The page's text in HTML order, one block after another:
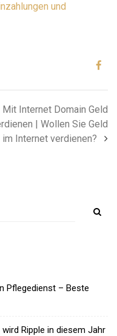
und
Mit Internet Domain Geld
| Wollen Sie Geld
im Internet verdienen?
Pflegedienst – Beste
Ripple in diesem Jahr